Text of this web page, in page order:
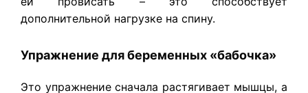
дополнительной нагрузке на спину.
Упражнение для беременных «бабочка»
Это упражнение сначала растягивает мышцы, а